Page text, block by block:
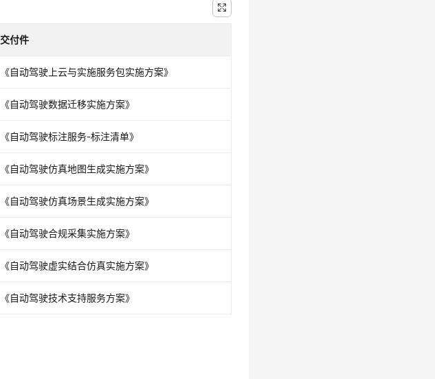
交付件
《自动驾驶上云与实施服务包实施方案》
《自动驾驶数据迁移实施方案》
《自动驾驶标注服务-标注清单》
《自动驾驶仿真地图生成实施方案》
《自动驾驶仿真场景生成实施方案》
《自动驾驶合规采集实施方案》
《自动驾驶虚实结合仿真实施方案》
《自动驾驶技术支持服务方案》